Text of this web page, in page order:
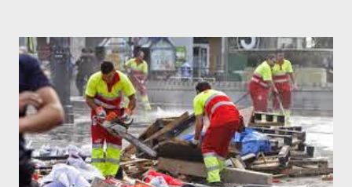
caballeretes salieran en Valencia a la calle, dispuestos a hacer lo
que les viniera en gana, manifestarse sin la autorización
pertinente, cortar el tráfico de las calles más céntricas, volcar los
contenedores de vidrio para tener botellas a mano para agredir a
los agentes, incendiar contenedores, apedrear a la policía,
agredirla, morderla, para que toda la pijo progresía del país, todos
los que no fuman ni tabaco, n...